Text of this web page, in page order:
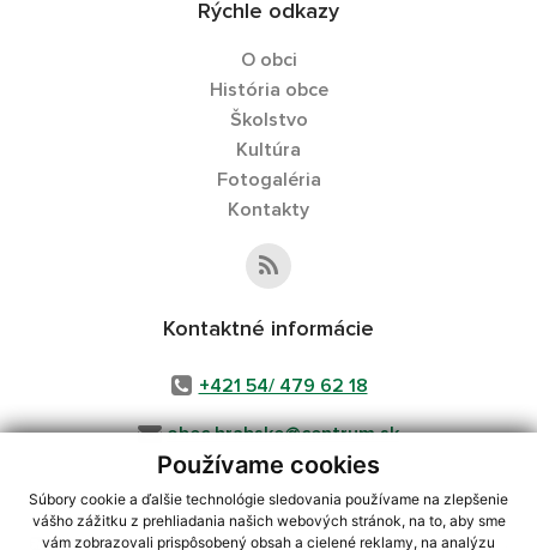
Používame cookies
Súbory cookie a ďalšie technológie sledovania používame na zlepšenie
vášho zážitku z prehliadania našich webových stránok, na to, aby sme
vám zobrazovali prispôsobený obsah a cielené reklamy, na analýzu
Rýchle odkazy
O obci
História obce
Školstvo
Kultúra
Fotogaléria
Kontakty
Kontaktné informácie
+421 54/ 479 62 18
obec.hrabske@centrum.sk
využite možnosť získavania aktuálnych informácií s využitím RSS